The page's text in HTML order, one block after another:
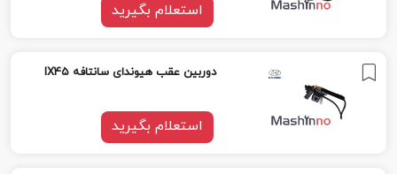
استعلام بگیرید
دوربین عقب هیوندای سانتافه IX45
استعلام بگیرید